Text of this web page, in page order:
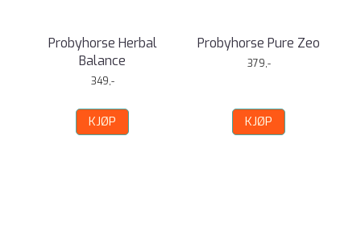
Probyhorse Herbal
Balance
349,-
KJØP
Probyhorse Pure Zeo
379,-
KJØP